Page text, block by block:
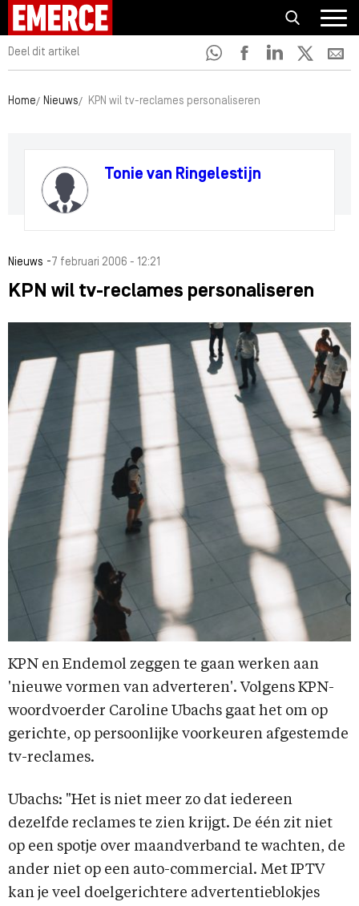
Deel dit artikel
Home Nieuws KPN wil tv-reclames personaliseren
Tonie van Ringelestijn
Nieuws - 7 februari 2006 - 12:21
KPN wil tv-reclames personaliseren
KPN en Endemol zeggen te gaan werken aan
'nieuwe vormen van adverteren'. Volgens KPN-
woordvoerder Caroline Ubachs gaat het om op
gerichte, op persoonlijke voorkeuren afgestemde
tv-reclames.
Ubachs: "Het is niet meer zo dat iedereen
dezelfde reclames te zien krijgt. De één zit niet
op een spotje over maandverband te wachten, de
ander niet op een auto-commercial. Met IPTV
kan je veel doelgerichtere advertentieblokjes